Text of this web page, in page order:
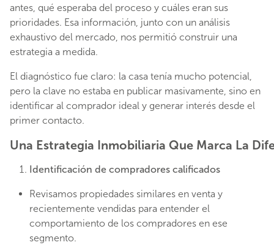
antes, qué esperaba del proceso y cuáles eran sus
prioridades. Esa información, junto con un análisis
exhaustivo del mercado, nos permitió construir una
estrategia a medida.
El diagnóstico fue claro: la casa tenía mucho potencial,
pero la clave no estaba en publicar masivamente, sino en
identificar al comprador ideal y generar interés desde el
primer contacto.
Una Estrategia Inmobiliaria Que Marca La
Identificación de compradores calificados
Revisamos propiedades similares en venta y
recientemente vendidas para entender el
comportamiento de los compradores en ese
segmento.